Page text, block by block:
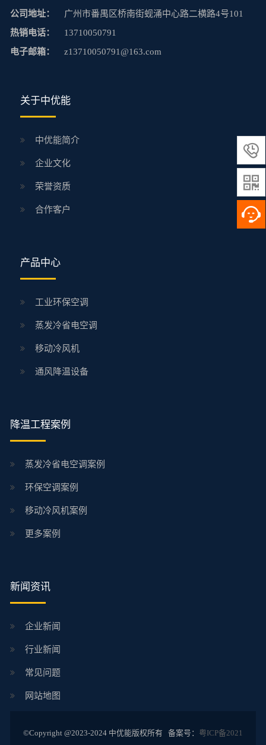
公司地址：
广州市番禺区桥南街蚬涌中心路二横路4号101
热销电话：
13710050791
电子邮箱：
z13710050791@163.com
关于中优能
中优能简介
企业文化
荣誉资质
合作客户
产品中心
工业环保空调
蒸发冷省电空调
移动冷风机
通风降温设备
降温工程案例
蒸发冷省电空调案例
环保空调案例
移动冷风机案例
更多案例
新闻资讯
企业新闻
行业新闻
常见问题
网站地图
©Copyright @2023-2024 中优能版权所有 备案号： 粤ICP备2021

